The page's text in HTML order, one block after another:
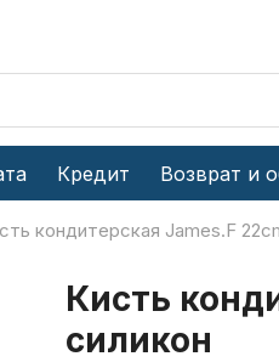
Кредит Возврат и
кондитерская James.F
Кисть
силикон